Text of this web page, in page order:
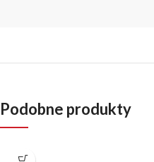
Podobne produkty